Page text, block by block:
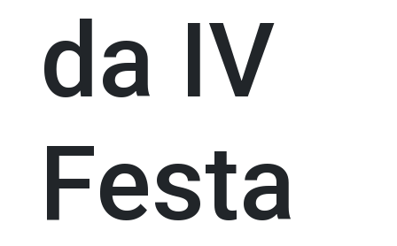
da IV
Festa